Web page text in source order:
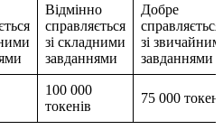
Відмінно
справляється
зі складними
завданнями
Добре
справляється
зі
завданнями
100 000
токенів
75 000